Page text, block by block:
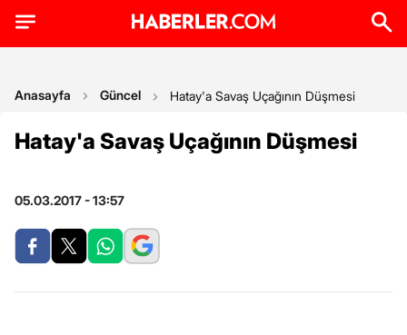
Anasayfa Güncel Hatay'a Savaş Uçağının Düşmesi
Hatay'a Savaş Uçağının Düşmesi
05.03.2017 - 13:57